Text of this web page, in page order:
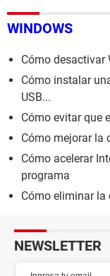
WINDOWS
Cómo desactivar
Cómo instalar
USB...
Cómo evitar que
Cómo mejorar la
Cómo acelerar
programa
Cómo eliminar la
NEWSLETTER